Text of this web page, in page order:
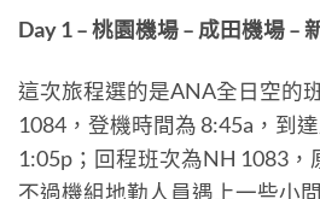
Day 1 – 桃園機場 – 成田機場 –
這次旅程選的是ANA全日空的
1084，登機時間為 8:45a，到
1:05p；回程班次為NH 1083，
不過機組地勤人員遇上一些小